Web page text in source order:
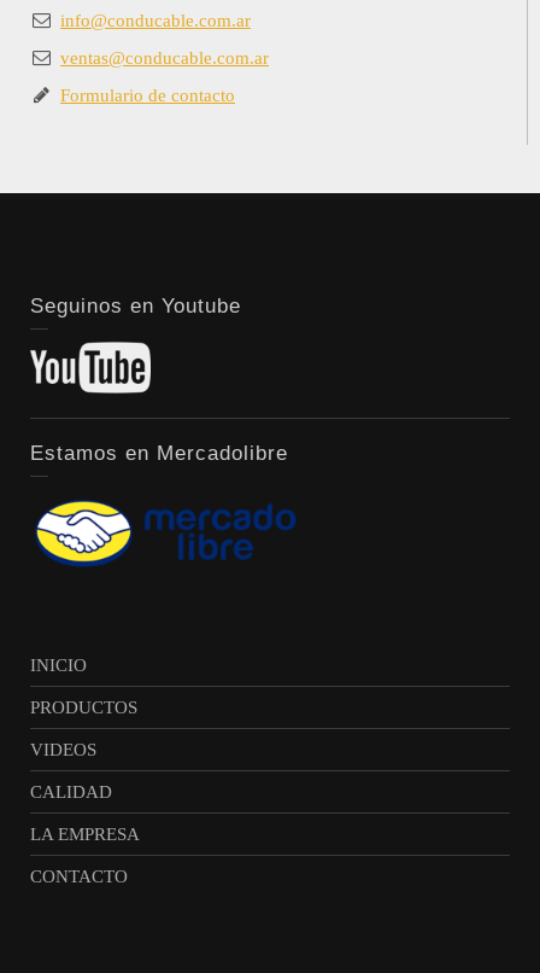
info@conducable.com.ar
ventas@conducable.com.ar
Formulario de contacto
Seguinos en Youtube
Estamos en Mercadolibre
INICIO
PRODUCTOS
VIDEOS
CALIDAD
LA EMPRESA
CONTACTO